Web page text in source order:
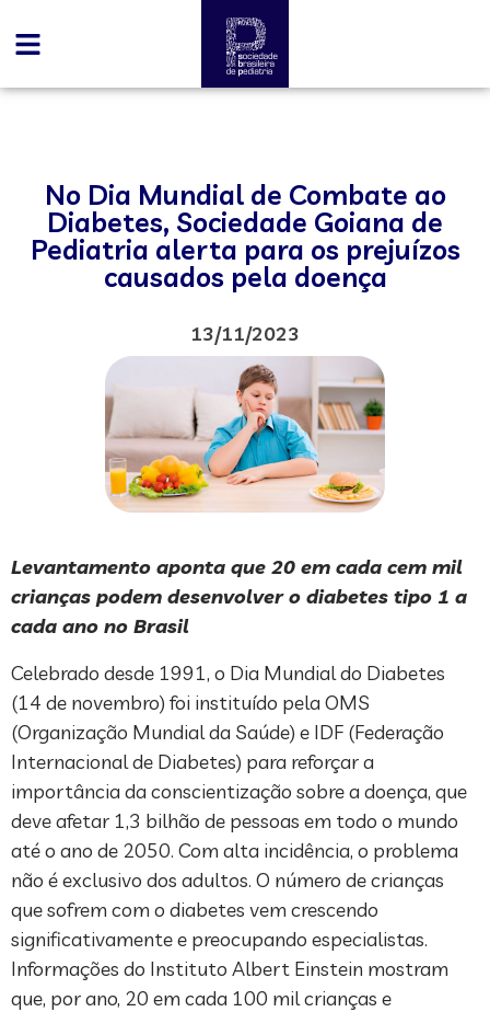
No Dia Mundial de Combate ao
Diabetes, Sociedade Goiana de
Pediatria alerta para os prejuízos
causados pela doença
13/11/2023
Levantamento aponta que 20 em cada cem mil
crianças podem desenvolver o diabetes tipo 1 a
cada ano no Brasil
Celebrado desde 1991, o Dia Mundial do Diabetes
(14 de novembro) foi instituído pela OMS
(Organização Mundial da Saúde) e IDF (Federação
Internacional de Diabetes) para reforçar a
importância da conscientização sobre a doença, que
deve afetar 1,3 bilhão de pessoas em todo o mundo
até o ano de 2050. Com alta incidência, o problema
não é exclusivo dos adultos. O número de crianças
que sofrem com o diabetes vem crescendo
significativamente e preocupando especialistas.
Informações do Instituto Albert Einstein mostram
que, por ano, 20 em cada 100 mil crianças e